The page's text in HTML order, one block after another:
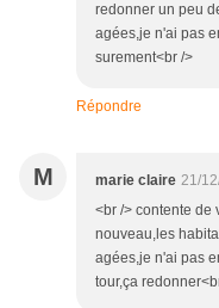
redonner un peu
agées,je n'ai pas
surement<br />
Répondre
M marie claire 21/
<br /> contente de
nouveau,les
agées,je n'ai pas
tour,ça